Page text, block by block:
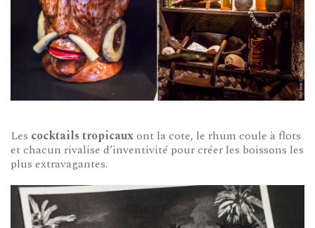
Les cocktails tropicauxont la cote, le rhum coule à flots
et chacun rivalise d’inventivité pour créer les boissons les
plus extravagantes.